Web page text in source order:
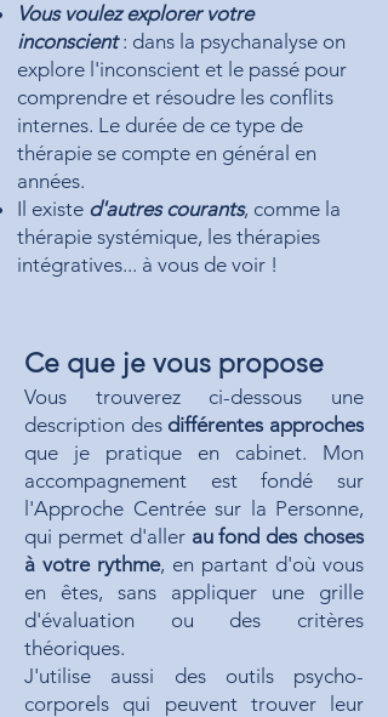
Vous voulez explorer votre
inconscient: dans la psychanalyse on
explore l'inconscient et le passé pour
comprendre et résoudre les conflits
internes. Le durée de ce type de
thérapie se compte en général en
années.
Il existe d'autres courants, comme la
thérapie systémique, les thérapies
intégratives... à vous de voir !
Ce que je vous propose
Vous trouverez ci-dessous une
description des différentes approches
que je pratique en cabinet. Mon
accompagnement est fondé sur
l'Approche Centrée sur la Personne,
qui permet d'aller au fond des choses
à votre rythme, en partant d'où vous
en êtes, sans appliquer une grille
d'évaluation ou des critères
théoriques.
J'utilise aussi des outils psycho-
corporels qui peuvent trouver leur